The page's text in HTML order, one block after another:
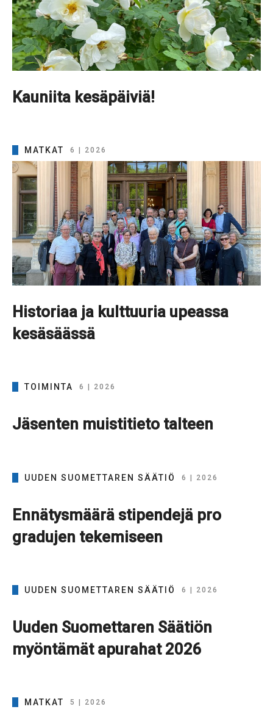
Kauniita kesäpäiviä!
MATKAT 6 | 2026
Historiaa ja kulttuuria upeassa
kesäsäässä
TOIMINTA 6 | 2026
Jäsenten muistitieto talteen
UUDEN SUOMETTAREN SÄÄTIÖ 6 | 2026
Ennätysmäärä stipendejä pro
gradujen tekemiseen
UUDEN SUOMETTAREN SÄÄTIÖ 6 | 2026
Uuden Suomettaren Säätiön
myöntämät apurahat 2026
MATKAT 5 | 2026